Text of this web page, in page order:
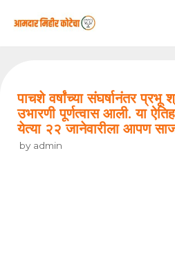
पाचशे वर्षांच्या संघर्षानंतर प्रभू
उभारणी पूर्णत्वास आली. या
येत्या २२ जानेवारीला आपण
by admin